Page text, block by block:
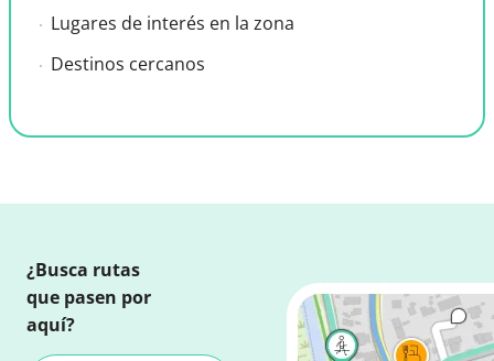
Lugares de interés en la zona
Destinos cercanos
¿Busca rutas
que pasen por
aquí?